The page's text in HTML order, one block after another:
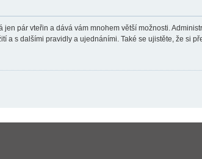
pár vteřin a dává vám mnohem větší možnosti.
a s dalšími pravidly a ujednáními. Také se ujistěte, že si